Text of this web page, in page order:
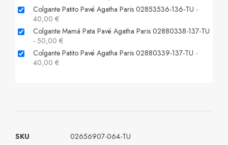
Colgante Patito Pavé Agatha Paris 02853536-136-TU -
40,00 €
Colgante Mamá Pata Pavé Agatha Paris 02880338-137-TU
- 50,00 €
Colgante Patito Pavé Agatha Paris 02880339-137-TU -
40,00 €
SKU
02656907-064-TU